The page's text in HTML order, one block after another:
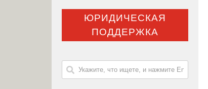
ЮРИДИЧЕСКАЯ
ПОДДЕРЖКА